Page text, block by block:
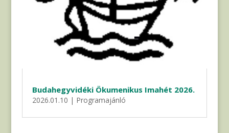
Budahegyvidéki Ökumenikus Imahét 2026.
2026.01.10 | Programajánló